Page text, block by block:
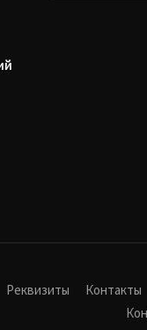
Реквизиты Контакты